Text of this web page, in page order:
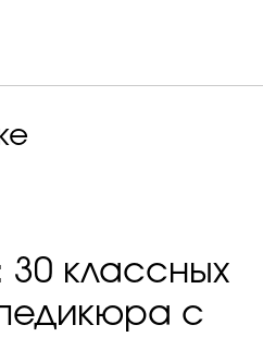
30 классных
с